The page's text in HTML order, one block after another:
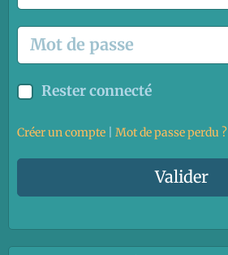
Rester connecté
Créer un compte Mot de passe perdu ?
Valider